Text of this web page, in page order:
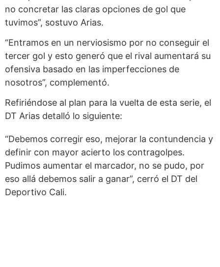
no concretar las claras opciones de gol que
tuvimos”, sostuvo Arias.
“Entramos en un nerviosismo por no conseguir el
tercer gol y esto generó que el rival aumentará su
ofensiva basado en las imperfecciones de
nosotros”, complementó.
Refiriéndose al plan para la vuelta de esta serie, el
DT Arias detalló lo siguiente:
“Debemos corregir eso, mejorar la contundencia y
definir con mayor acierto los contragolpes.
Pudimos aumentar el marcador, no se pudo, por
eso allá debemos salir a ganar”, cerró el DT del
Deportivo Cali.